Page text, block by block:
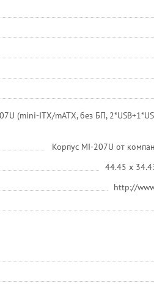
(mini-ITX/mATX, без БП,
Корпус MI-207U от
44.45 x
http://